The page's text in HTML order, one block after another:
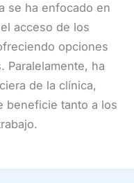
se ha enfocado en
acceso de los
opciones
Paralelamente, ha
de la clínica,
beneficie tanto a los